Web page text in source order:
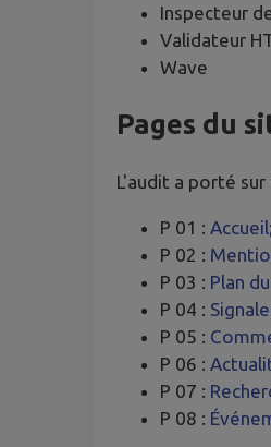
Inspecteur
Validateur
Wave
Pages du
L'audit a porté sur
P 01 : Accueil;
P 02 :
P 03 : Plan
P 04 :
P 05 :
P 06 :
P 07 :
P 08 :